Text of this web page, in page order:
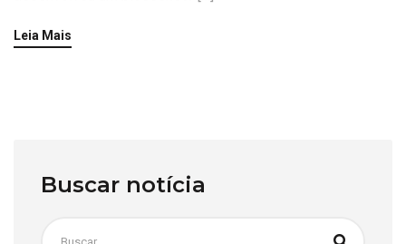
Leia Mais
Buscar notícia